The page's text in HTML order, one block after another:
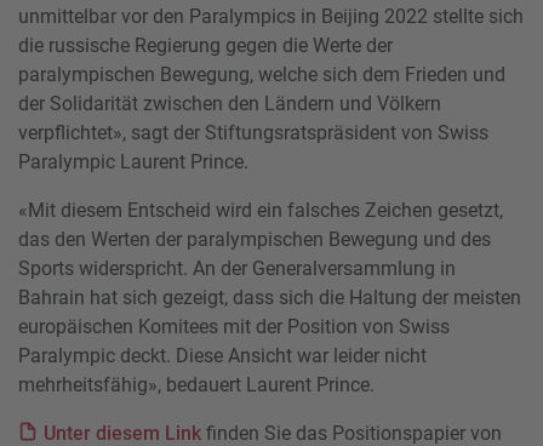
unmittelbar vor den Paralympics in Beijing 2022 stellte sich
die russische Regierung gegen die Werte der
paralympischen Bewegung, welche sich dem Frieden und
der Solidarität zwischen den Ländern und Völkern
verpflichtet», sagt der Stiftungsratspräsident von Swiss
Paralympic Laurent Prince.
«Mit diesem Entscheid wird ein falsches Zeichen gesetzt,
das den Werten der paralympischen Bewegung und des
Sports widerspricht. An der Generalversammlung in
Bahrain hat sich gezeigt, dass sich die Haltung der meisten
europäischen Komitees mit der Position von Swiss
Paralympic deckt. Diese Ansicht war leider nicht
mehrheitsfähig», bedauert Laurent Prince.
Unter diesem Linkfinden Sie das Positionspapier von